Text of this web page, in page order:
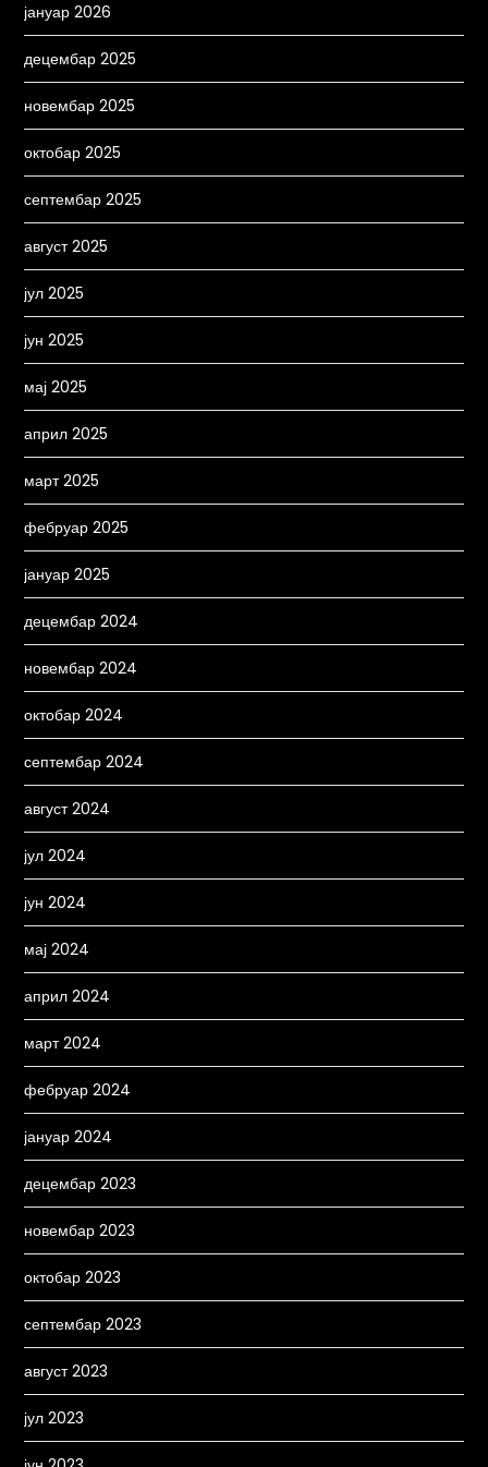
јануар 2026
децембар 2025
новембар 2025
октобар 2025
септембар 2025
август 2025
јул 2025
јун 2025
мај 2025
април 2025
март 2025
фебруар 2025
јануар 2025
децембар 2024
новембар 2024
октобар 2024
септембар 2024
август 2024
јул 2024
јун 2024
мај 2024
април 2024
март 2024
фебруар 2024
јануар 2024
децембар 2023
новембар 2023
октобар 2023
септембар 2023
август 2023
јул 2023